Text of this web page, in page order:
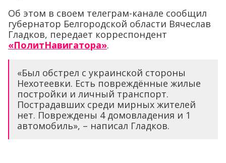
Об этом в своем телеграм-канале сообщил
губернатор Белгородской области Вячеслав
Гладков, передает корреспондент
«ПолитНавигатора».
«Был обстрел с украинской стороны
Нехотеевки. Есть повреждённые жилые
постройки и личный транспорт.
Пострадавших среди мирных жителей
нет. Повреждены 4 домовладения и 1
автомобиль», – написал Гладков.